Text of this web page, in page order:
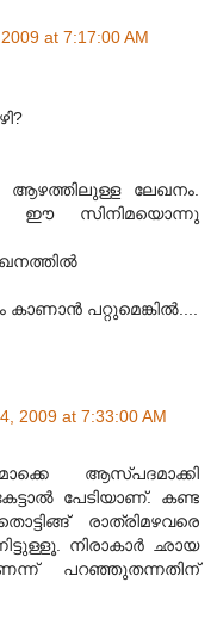
at 7:17:00 AM
ലേഖനം.
ഈ സിനിമയൊന്നു
പറ്റുമെങ്കിൽ....
2009 at 7:33:00 AM
ആസ്പദമാക്കി
പേടിയാണ്. കണ്ട
രാത്രിമഴവരെ
നിരാകാര്‍ ഛായ
പറഞ്ഞുതന്നതിന്